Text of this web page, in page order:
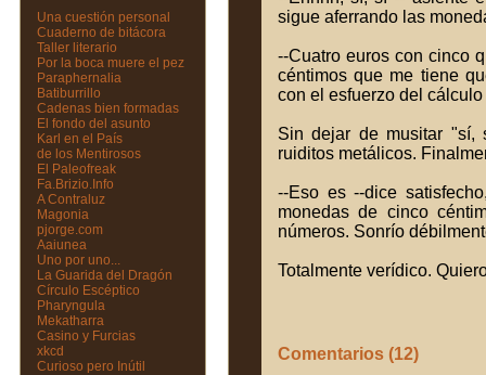
sigue aferrando las
--Cuatro euros con cinco
céntimos que me tiene
con el esfuerzo del
Sin dejar de musitar "sí,
ruiditos metálicos.
--Eso es --dice
monedas de cinco
números. Sonrío
Totalmente verídico.
Comentarios (12)
Una cuestión personal
Cuaderno de bitácora
Taller literario
Por la boca muere el pez
Paraphernalia
Batiburrillo
Cadenas bien formadas
El fondo del asunto
Karl en el País
de los Mentirosos
El Paleofreak
Fa.Brizio.Info
A Contraluz
Magonia
pjorge.com
Aaiunea
Uno por uno...
La Guarida del Dragón
Círculo Escéptico
Pharyngula
Mekatharra
Casino y Furcias
xkcd
Curioso pero Inútil